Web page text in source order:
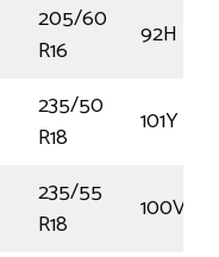
205/60
R16
92H
235/50
R18
101Y
235/55
R18
100V